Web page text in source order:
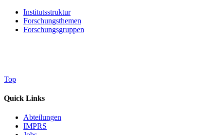
Institutsstruktur
Forschungsthemen
Forschungsgruppen
Top
Quick Links
Abteilungen
IMPRS